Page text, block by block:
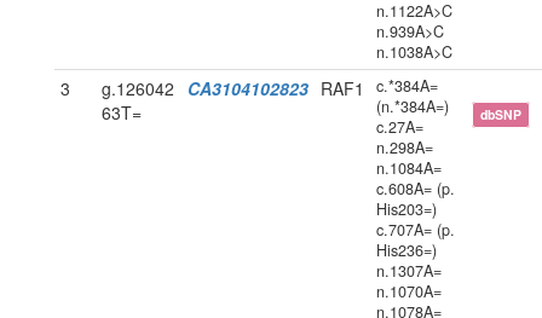
n.1122A>C
n.939A>C
n.1038A>C
3
g.126042
63T=
CA3104102823 RAF1
c.*384A=
(n.*384A=)
c.27A=
n.298A=
n.1084A=
c.608A= (p.
His203=)
c.707A= (p.
His236=)
n.1307A=
n.1070A=
n.1078A=
dbSNP